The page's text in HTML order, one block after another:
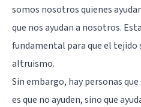
somos nosotros quienes
que nos ayudan a nosotros.
fundamental para que el tejido
altruismo.
Sin embargo, hay personas
es que no ayuden, sino que